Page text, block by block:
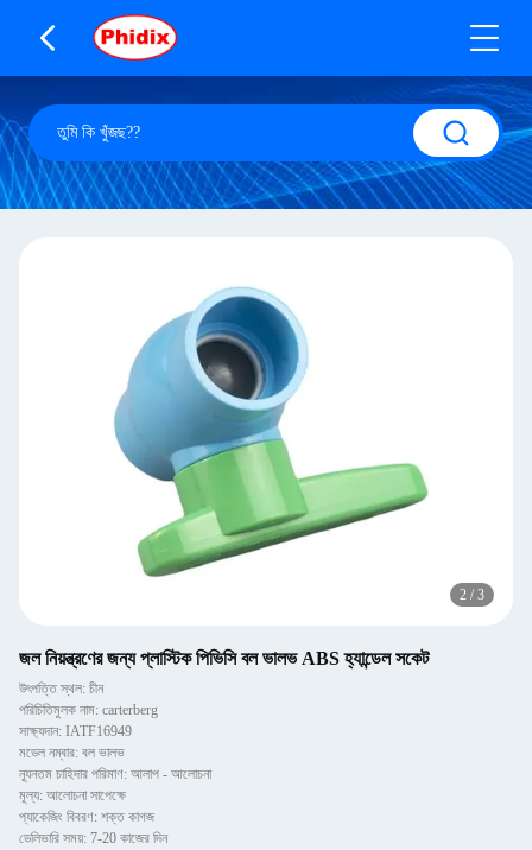
2 / 3
জল নিয়ন্ত্রণের জন্য প্লাস্টিক পিভিসি বল ভালভ ABS হ্যান্ডেল সকেট
উৎপত্তি স্থল: চীন
পরিচিতিমুলক নাম: carterberg
সাক্ষ্যদান: IATF16949
মডেল নম্বার: বল ভালভ
ন্যূনতম চাহিদার পরিমাণ: আলাপ - আলোচনা
মূল্য: আলোচনা সাপেক্ষে
প্যাকেজিং বিবরণ: শক্ত কাগজ
ডেলিভারি সময়: 7-20 কাজের দিন